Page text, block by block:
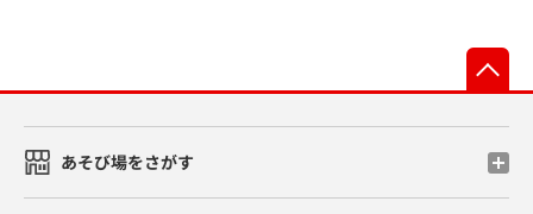
あそび場をさがす